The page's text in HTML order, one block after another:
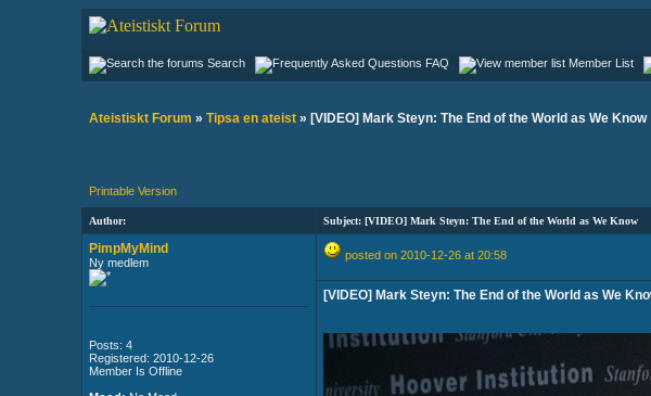
Search FAQ Member List
Ateistiskt Forum » Tipsa en ateist» [VIDEO] Mark Steyn: The End of the World as We Know
Printable Version
Author: Subject: [VIDEO] Mark Steyn: The End of the World as We Know
PimpMyMind
Ny medlem
Posts: 4
Registered: 2010-12-26
Member Is Offline
posted on 2010-12-26 at 20:58
[VIDEO] Mark Steyn: The End of the World as We